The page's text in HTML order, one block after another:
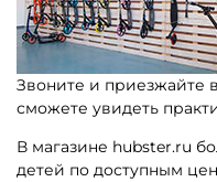
Звоните и приезжайте
сможете увидеть
В магазине hubster.ru
детей по доступным